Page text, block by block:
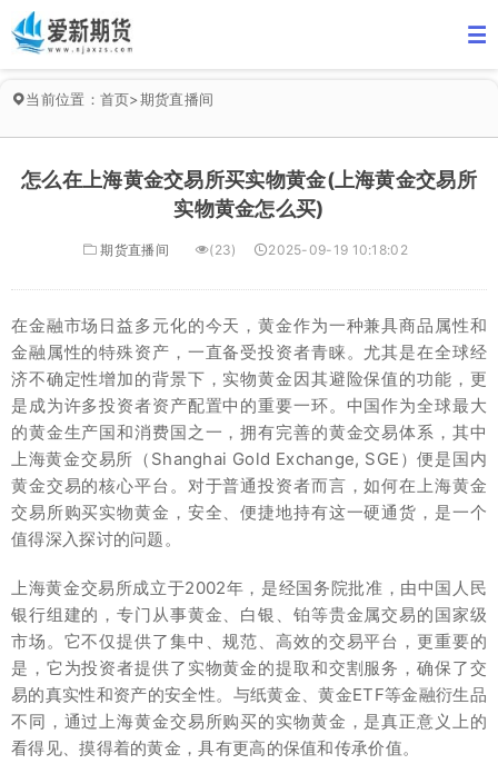
当前位置： 首页>期货直播间
怎么在上海黄金交易所买实物黄金(上海黄金交易所
实物黄金怎么买)
期货直播间 (23) 2025-09-19 10:18:02
在金融市场日益多元化的今天，黄金作为一种兼具商品属性和
金融属性的特殊资产，一直备受投资者青睐。尤其是在全球经
济不确定性增加的背景下，实物黄金因其避险保值的功能，更
是成为许多投资者资产配置中的重要一环。中国作为全球最大
的黄金生产国和消费国之一，拥有完善的黄金交易体系，其中
上海黄金交易所（Shanghai Gold Exchange, SGE）便是国内
黄金交易的核心平台。对于普通投资者而言，如何在上海黄金
交易所购买实物黄金，安全、便捷地持有这一硬通货，是一个
值得深入探讨的问题。
上海黄金交易所成立于2002年，是经国务院批准，由中国人民
银行组建的，专门从事黄金、白银、铂等贵金属交易的国家级
市场。它不仅提供了集中、规范、高效的交易平台，更重要的
是，它为投资者提供了实物黄金的提取和交割服务，确保了交
易的真实性和资产的安全性。与纸黄金、黄金ETF等金融衍生品
不同，通过上海黄金交易所购买的实物黄金，是真正意义上的
看得见、摸得着的黄金，具有更高的保值和传承价值。